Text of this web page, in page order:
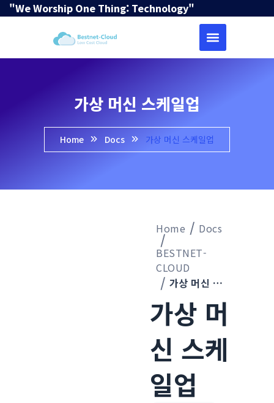
"We Worship One Thing: Technology"
가상 머신 스케일업
Home Docs 가상 머신 스케일업
Home
Docs
BESTNET-
CLOUD
가상 머신 스케일업
가상 머
신 스케
일업